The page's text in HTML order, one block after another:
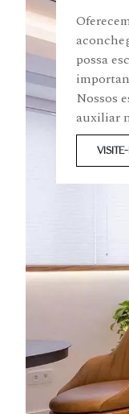
possa
Nossos
auxiliar